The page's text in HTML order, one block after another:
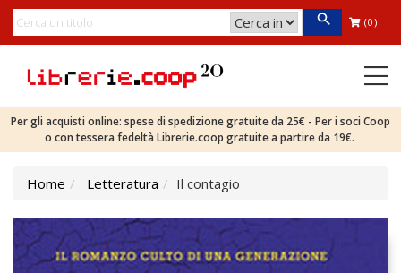
(0)
Per gli acquisti online: spese di spedizione gratuite da 25€ - Per i soci Coop
o con tessera fedeltà Librerie.coop gratuite a partire da 19€.
Home Letteratura Il contagio